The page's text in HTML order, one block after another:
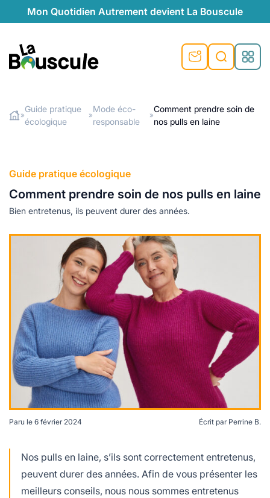
Mon Quotidien Autrement devient La Bouscule
au naturel
végétariennes
locales
plus de recyclage
beauté naturelle
naturel
de recyclage
témoignages
saison
douce
Rechercher
»
Guide pratique
écologique
»
Mode éco-
responsable
»
Comment prendre soin de
nos pulls en laine
Guide pratique écologique
Comment prendre soin de nos pulls en laine
Bien entretenus, ils peuvent durer des années.
Sojka pour Missegle
Paru le 6 février 2024 Écrit par Perrine B.
Nos pulls en laine, s’ils sont correctement entretenus,
peuvent durer des années. Afin de vous présenter les
meilleurs conseils, nous nous sommes entretenus